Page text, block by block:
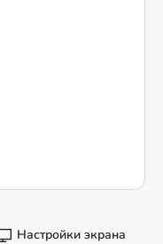
Настройки экрана